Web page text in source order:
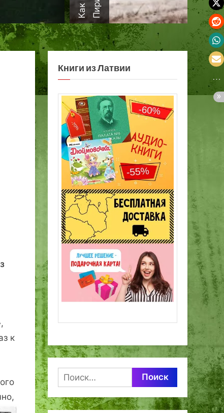
к
Книги из Латвии
Найти: